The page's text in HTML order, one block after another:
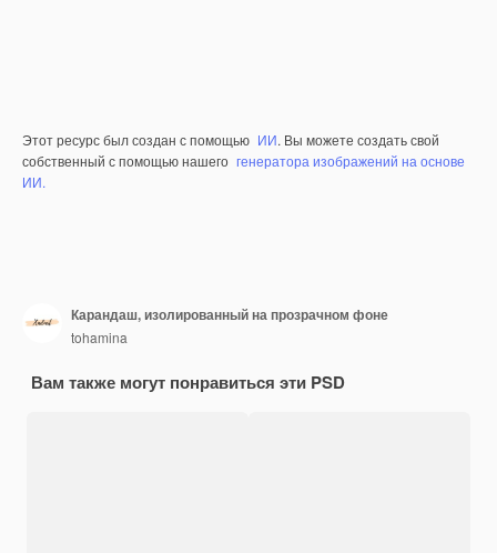
Этот ресурс был создан с помощью ИИ. Вы можете создать свой
собственный с помощью нашего генератора изображений на основе
ИИ.
Карандаш, изолированный на прозрачном фоне
tohamina
Вам также могут понравиться эти PSD